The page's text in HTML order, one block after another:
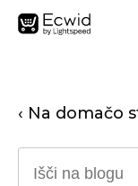
‹ Na domačo